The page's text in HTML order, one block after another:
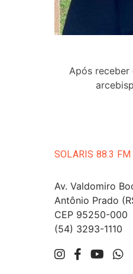
Após
SOLARIS 88.3 FM
Av. Valdomiro
Antônio Prado
CEP 95250-000
(54) 3293-1110